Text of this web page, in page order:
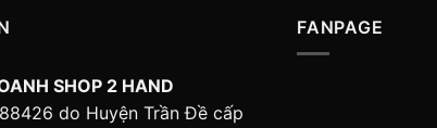
SHOP 2 HAND
do Huyện Trần Đề cấp
FANPAGE